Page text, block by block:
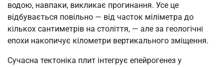
водою, навпаки, викликає прогинання. Усе це
відбувається повільно — від часток міліметра до
кількох сантиметрів на століття, — але за геологічні
епохи накопичує кілометри вертикального зміщення.
Сучасна тектоніка плит інтегрує епейрогенез у